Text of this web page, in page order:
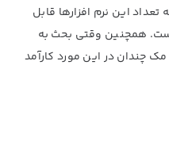
این نرم افزارها قابل
همچنین وقتی بحث به
چندان در این مورد کارآمد